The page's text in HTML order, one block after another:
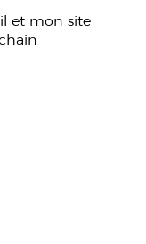
et mon site